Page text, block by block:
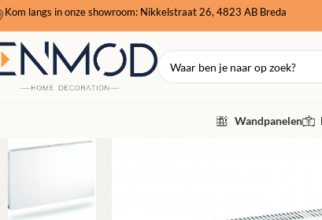
Kom langs in onze showroom: Nikkelstraat 26, 4823 AB Breda
Wandpanelen